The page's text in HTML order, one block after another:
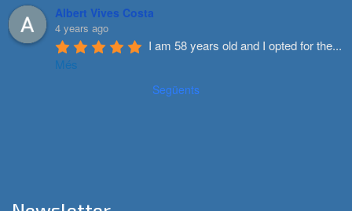
Albert Vives Costa
4 years ago
I am 58 years old and I opted for the...
Més
Següents